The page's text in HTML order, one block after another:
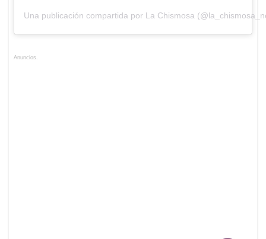
Una publicación compartida por La Chismosa
Anuncios.